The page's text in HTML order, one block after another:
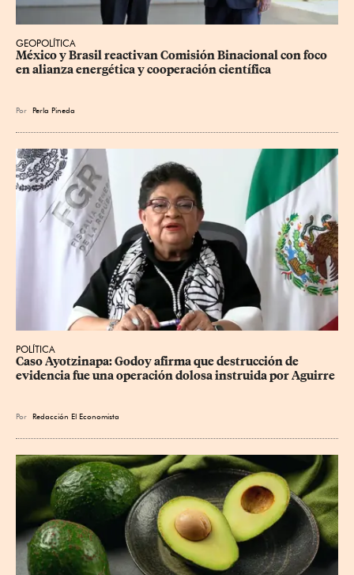
GEOPOLÍTICA
México y Brasil reactivan Comisión Binacional con foco
en alianza energética y cooperación científica
Por Perla Pineda
POLÍTICA
Caso Ayotzinapa: Godoy afirma que destrucción de
evidencia fue una operación dolosa instruida por Aguirre
Por Redacción El Economista